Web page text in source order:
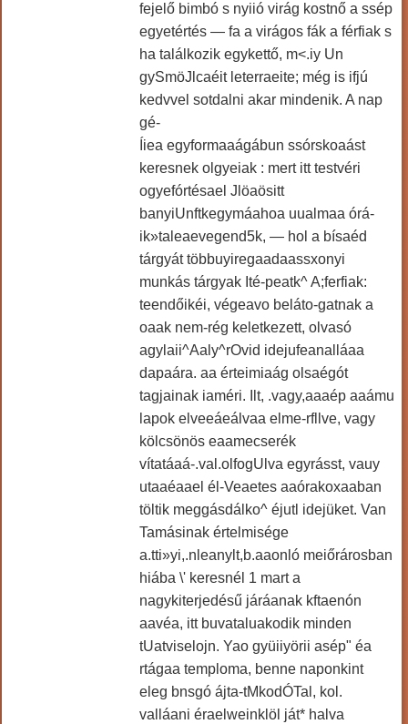
fejelő bimbó s nyiió virág kostnő a ssép
egyetértés — fa a virágos fák a férfiak s
ha találkozik egykettő, m<.iy Un
gySmöJlcaéit leterraeite; még is ifjú
kedvvel sotdalni akar mindenik. A nap
gé-
Íiea egyformaaágábun ssórskoaást
keresnek olgyeiak : mert itt testvéri
ogyefórtésael Jlöaösitt
banyiUnftkegymáahoa uualmaa órá-
ik»taleaevegend5k, — hol a bísaéd
tárgyát többuyiregaadaassxonyi
munkás tárgyak Ité-peatk^ A;ferfiak:
teendőikéi, végeavo beláto-gatnak a
oaak nem-rég keletkezett, olvasó
agylaii^Aaly^rOvid idejufeanalláaa
dapaára. aa érteimiaág olsaégót
tagjainak iaméri. Ilt, .vagy,aaaép aaámu
lapok elveeáeálvaa elme-rfllve, vagy
kölcsönös eaamecserék
vítatáaá-.val.olfogUlva egyrásst, vauy
utaaéaael él-Veaetes aaórakoxaaban
töltik meggásdálko^ éjutl idejüket. Van
Tamásinak értelmisége
a.tti»yi,.nleanylt,b.aaonló meiőrárosban
hiába \' keresnél 1 mart a
nagykiterjedésű járáanak kftaenón
aavéa, itt buvataluakodik minden
tUatviselojn. Yao gyüiiyörii asép" éa
rtágaa temploma, benne naponkint
eleg bnsgó ájta-tMkodÓTal, kol.
valláani éraelweinklöl ját* halva